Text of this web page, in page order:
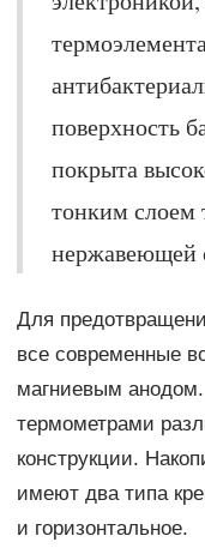
поверхность
покрыта
тонким слоем
нержавеющей
Для
все современные
магниевым
термометрами
конструкции.
имеют два типа
и горизонтальное.